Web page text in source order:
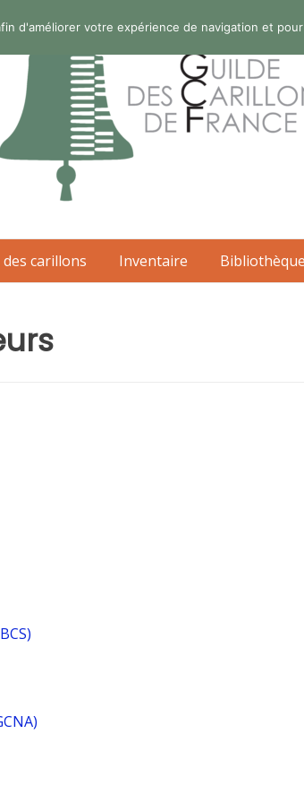
des carillons Inventaire Bibliothèque
d'améliorer votre expérience de navigation et